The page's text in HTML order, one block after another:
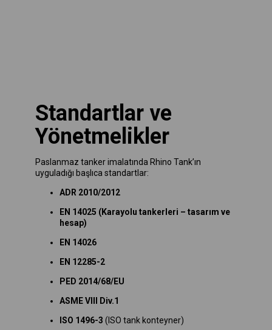
Standartlar ve
Yönetmelikler
Paslanmaz tanker imalatında Rhino Tank’ın
uyguladığı başlıca standartlar:
ADR 2010/2012
EN 14025 (Karayolu tankerleri – tasarım ve
hesap)
EN 14026
EN 12285-2
PED 2014/68/EU
ASME VIII Div.1
ISO 1496-3 (ISO tank konteyner)